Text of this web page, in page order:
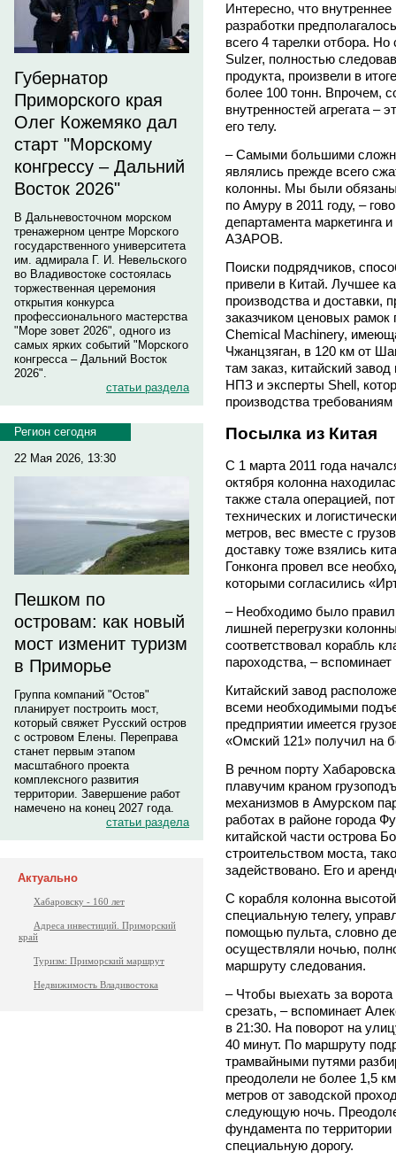
Губернатор
Приморского края
Олег Кожемяко дал
старт "Морскому
конгрессу – Дальний
Восток 2026"
В Дальневосточном морском
тренажерном центре Морского
государственного университета
им. адмирала Г. И. Невельского
во Владивостоке состоялась
торжественная церемония
открытия конкурса
профессионального мастерства
"Море зовет 2026", одного из
самых ярких событий "Морского
конгресса – Дальний Восток
2026".
статьи раздела
Регион сегодня
22 Мая 2026, 13:30
Пешком по
островам: как новый
мост изменит туризм
в Приморье
Группа компаний "Остов"
планирует построить мост,
который свяжет Русский остров
с островом Елены. Переправа
станет первым этапом
масштабного проекта
комплексного развития
территории. Завершение работ
намечено на конец 2027 года.
статьи раздела
Актуально
Хабаровску - 160 лет
Адреса инвестиций. Приморский
край
Туризм: Приморский маршрут
Недвижимость Владивостока
Интересно, что
разработки
всего 4 тарелки отбора.
Sulzer, полностью
продукта, произвели в
более 100 тонн. Впрочем,
внутренностей агрегата –
его телу.
– Самыми большими
являлись прежде всего
колонны. Мы были обязаны
по Амуру в 2011 году, –
департамента маркетинга
АЗАРОВ.
Поиски подрядчиков,
привели в Китай. Лучшее
производства и доставки,
заказчиком ценовых
Chemiсal Machinery,
Чжанцзяган, в 120 км от
там заказ, китайский
НПЗ и эксперты Shell,
производства
Посылка из Китая
С 1 марта 2011 года
октября колонна
также стала операцией,
технических и
метров, вес вместе с
доставку тоже взялись
Гонконга провел все
которыми согласились
– Необходимо было
лишней перегрузки
соответствовал корабль
пароходства, –
Китайский завод
всеми необходимыми
предприятии имеется
«Омский 121» получил на
В речном порту
плавучим краном
механизмов в Амурском
работах в районе города
китайской части острова
строительством моста,
задействовано. Его и
С корабля колонна
специальную телегу,
помощью пульта, словно
осуществляли ночью,
маршруту следования.
– Чтобы выехать за
срезать, – вспоминает
в 21:30. На поворот на
40 минут. По маршруту
трамвайными путями
преодолели не более 1,5
метров от заводской
следующую ночь.
фундамента по
специальную дорогу.